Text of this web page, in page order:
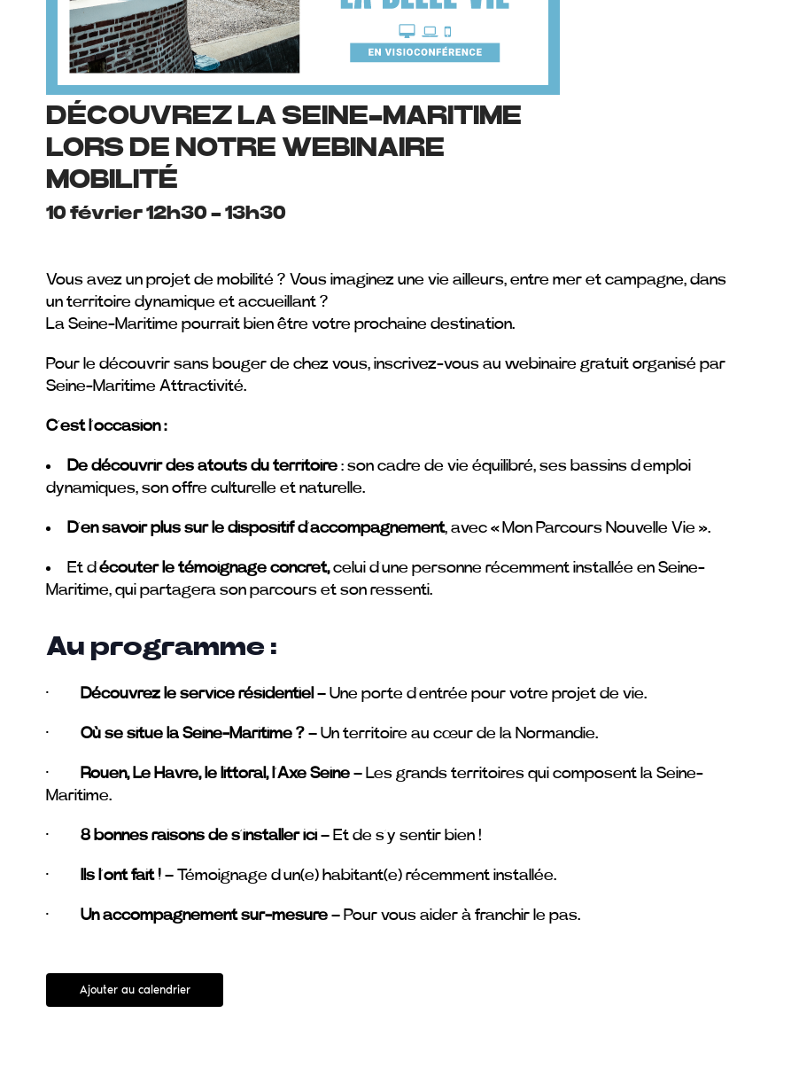
DÉCOUVREZ LA SEINE-MARITIME
LORS DE NOTRE WEBINAIRE
MOBILITÉ
10 février 12h30-13h30
Vous avez un projet de mobilité ? Vous imaginez une vie ailleurs, entre mer et campagne, dans
un territoire dynamique et accueillant ?
La Seine-Maritime pourrait bien être votre prochaine destination.
Pour le découvrir sans bouger de chez vous, inscrivez-vous au webinaire gratuit organisé par
Seine-Maritime Attractivité.
C’est l’occasion :
De découvrir des atouts du territoire : son cadre de vie équilibré, ses bassins d’emploi
dynamiques, son offre culturelle et naturelle.
D’en savoir plus sur le dispositif d’accompagnement, avec « Mon Parcours Nouvelle Vie ».
Et d’écouter le témoignage concret,celui d’une personne récemment installée en Seine-
Maritime, qui partagera son parcours et son ressenti.
Au programme :
· Découvrez le service résidentiel – Une porte d’entrée pour votre projet de vie.
· Où se situe la Seine-Maritime ? – Un territoire au cœur de la Normandie.
· Rouen, Le Havre, le littoral, l’Axe Seine – Les grands territoires qui composent la Seine-
Maritime.
· 8 bonnes raisons de s’installer ici – Et de s’y sentir bien !
· Ils l’ont fait ! – Témoignage d’un(e) habitant(e) récemment installée.
· Un accompagnement sur-mesure – Pour vous aider à franchir le pas.
Ajouter au calendrier